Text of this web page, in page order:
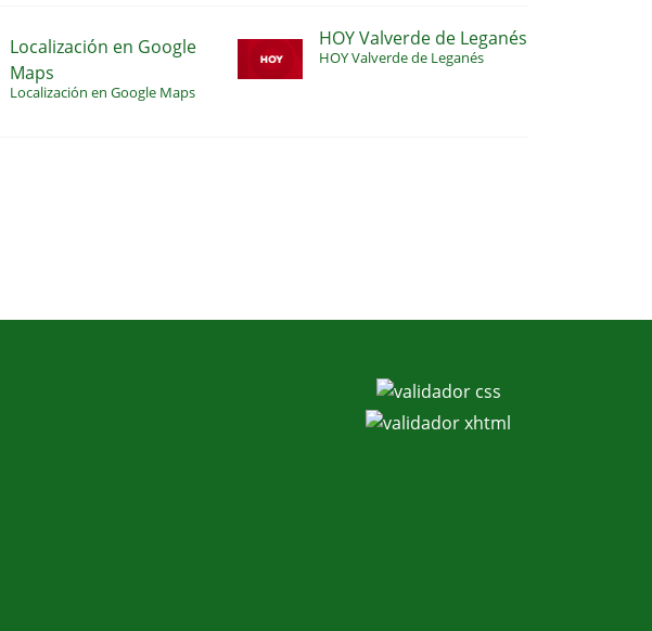
Localización en Google
Maps
Localización en Google Maps
HOY Valverde de Leganés
HOY Valverde de Leganés